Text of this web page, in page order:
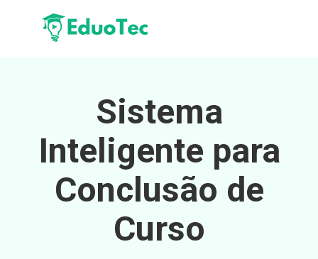
Sistema
Inteligente para
Conclusão de
Curso